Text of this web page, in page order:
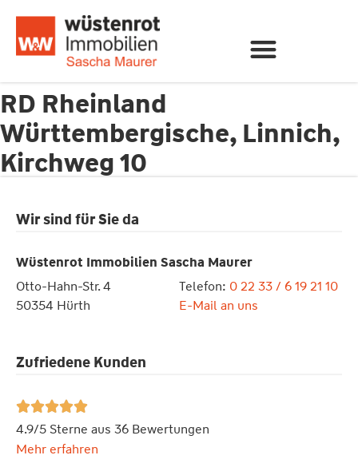
Wir sind für Sie da
Wüstenrot Immobilien Sascha Maurer
Otto-Hahn-Str. 4
50354 Hürth
Telefon: 0 22 33 / 6 19 21 10
E-Mail an uns
Zufriedene Kunden

4.9/5 Sterne aus 36 Bewertungen
Mehr erfahren
RD Rheinland
Württembergische, Linnich,
Kirchweg 10